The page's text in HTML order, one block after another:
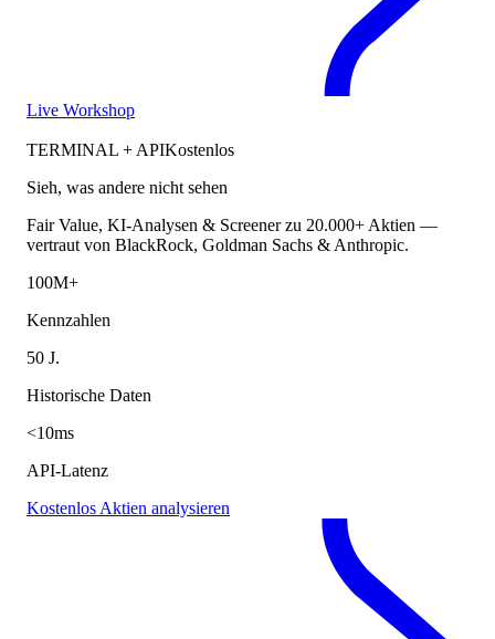
Live Workshop
TERMINAL + APIKostenlos
Sieh, was andere nicht sehen
Fair Value, KI-Analysen & Screener zu 20.000+ Aktien —
vertraut von BlackRock, Goldman Sachs & Anthropic.
100M+
Kennzahlen
50 J.
Historische Daten
<10ms
API-Latenz
Kostenlos Aktien analysieren